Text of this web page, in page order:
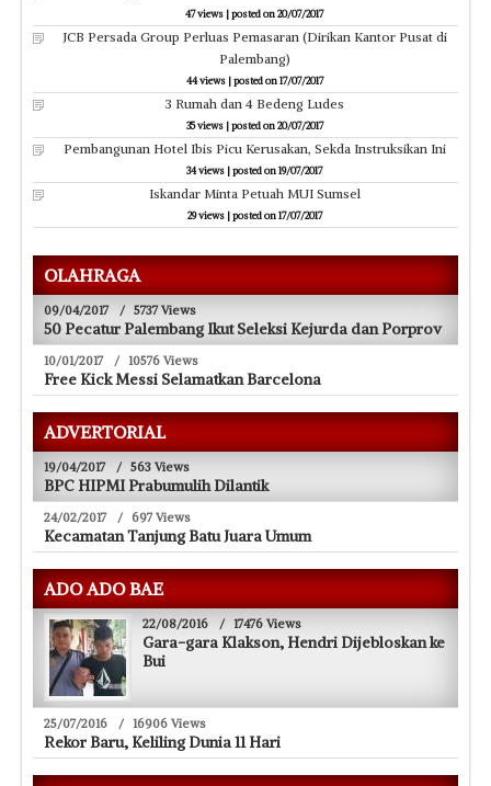
47 views |posted on 20/07/2017
JCB Persada Group Perluas Pemasaran (Dirikan Kantor Pusat di
Palembang)
44 views|posted on 17/07/2017
3 Rumah dan 4 Bedeng Ludes
35 views|posted on 20/07/2017
Pembangunan Hotel Ibis Picu Kerusakan, Sekda Instruksikan Ini
34 views |posted on 19/07/2017
Iskandar Minta Petuah MUI Sumsel
29 views|posted on 17/07/2017
OLAHRAGA
09/04/2017 / 5737 Views
50 Pecatur Palembang Ikut Seleksi Kejurda dan Porprov
10/01/2017 / 10576 Views
Free Kick Messi Selamatkan Barcelona
ADVERTORIAL
19/04/2017 / 563 Views
BPC HIPMI Prabumulih Dilantik
24/02/2017 / 697 Views
Kecamatan Tanjung Batu Juara Umum
ADO ADO BAE
22/08/2016 / 17476 Views
Gara-gara Klakson, Hendri Dijebloskan ke
Bui
25/07/2016 / 16906 Views
Rekor Baru, Keliling Dunia 11 Hari